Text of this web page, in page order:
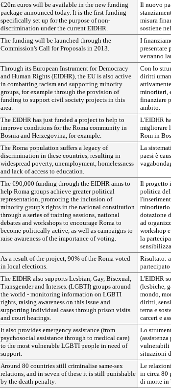
€20m euros will be available in the new funding
package announced today. It is the first funding
specifically set up for the purpose of non-
discrimination under the current EIDHR.
Il nuovo
misura
sostiene
The funding will be launched through the
Commission's Call for Proposals in 2013.
I
presentare
verranno
Through its European Instrument for Democracy
and Human Rights (EIDHR), the EU is also active
in combatting racism and supporting minority
groups, for example through the provision of
funding to support civil society projects in this
area.
Con lo
diritti
minoritari,
finanziare
ambito.
The EIDHR has just funded a project to help to
improve conditions for the Roma community in
Bosnia and Herzegovina, for example.
L'EIDHR
migliorare
Rom in
The Roma population suffers a legacy of
discrimination in these countries, resulting in
widespread poverty, unemployment, homelessness
and lack of access to education.
La
paesi è
The €90,000 funding through the EIDHR aims to
help Roma groups achieve greater political
representation, promoting the inclusion of
minority group's rights in the national constitution
through a series of training sessions, national
debates and workshops to encourage Roma to
become politically active, as well as campaigns to
raise awareness of the importance of voting.
Il progetto
politica
minoritario
dotazione
ad
workshop
la
As a result of the project, 90% of the Roma voted
in local elections.
Risultato:
The EIDHR also supports Lesbian, Gay, Bisexual,
Transgender and Intersex (LGBTI) groups around
the world - monitoring information on LGBTI
rights, raising awareness on this issue and
supporting individual cases through prison visits
and court hearings.
L'EIDHR
(lesbiche,
mondo,
diritti,
tema e
carceri e
It also provides emergency assistance (from
psychosocial assistance through to medical care)
to the most vulnerable LGBTI people in need of
support.
Lo
vulnerabili
situazioni
Around 80 countries still criminalise same-sex
relations, and in seven of these it is still punishable
by the death penalty.
Le
in circa 80
di morte in